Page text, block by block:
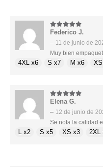
5de 5
Federico J.
– 11 de junio de
Muy bien
4XL x6 S x7 M x6
5 de 5
Elena G.
– 12 de junio de
Se nota la calidad
L x2 S x5 XS x3 2XL